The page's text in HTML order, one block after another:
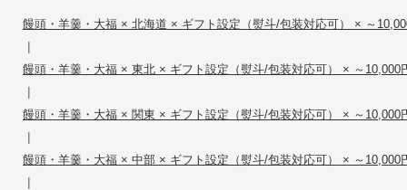
饅頭・羊羹・大福 × 北海道 × ギフト設定（熨斗/包装対応可） × ～
|
饅頭・羊羹・大福 × 東北 × ギフト設定（熨斗/包装対応可） × ～10,000
|
饅頭・羊羹・大福 × 関東 × ギフト設定（熨斗/包装対応可） × ～10,000
|
饅頭・羊羹・大福 × 中部 × ギフト設定（熨斗/包装対応可） × ～10,000
|